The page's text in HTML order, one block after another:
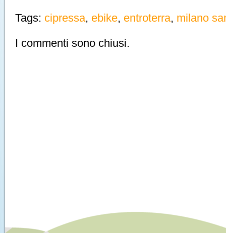
Tags: cipressa, ebike, entroterra, milano
I commenti sono chiusi.